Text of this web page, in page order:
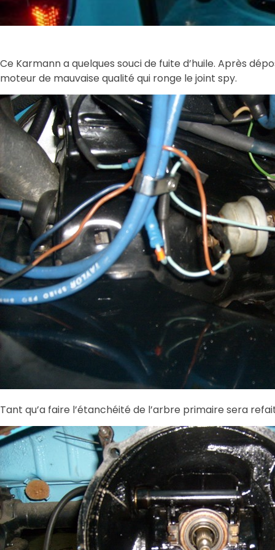
Ce Karmann a quelques souci de fuite d’huile. Après
moteur de mauvaise qualité qui ronge le joint spy.
Tant qu’a faire l’étanchéité de l’arbre primaire sera